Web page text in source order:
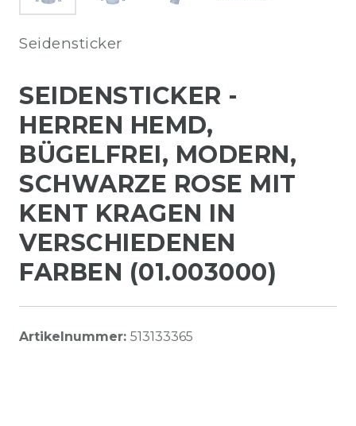
Seidensticker
SEIDENSTICKER -
HERREN HEMD,
BÜGELFREI, MODERN,
SCHWARZE ROSE MIT
KENT KRAGEN IN
VERSCHIEDENEN
FARBEN (01.003000)
Artikelnummer: 513133365